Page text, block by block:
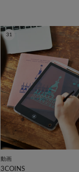
31
動画
3COINS